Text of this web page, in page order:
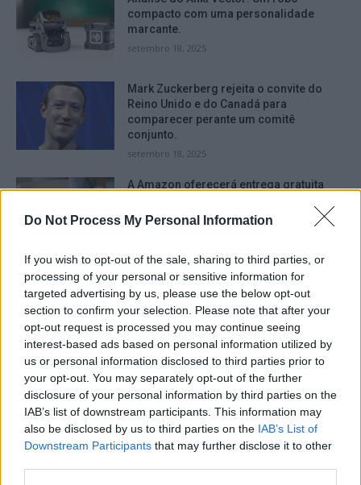
Do Not Process My Personal Information
If you wish to opt-out of the sale, sharing to third parties, or
processing of your personal or sensitive information for
targeted advertising by us, please use the below opt-out
section to confirm your selection. Please note that after your
opt-out request is processed you may continue seeing
interest-based ads based on personal information utilized by
us or personal information disclosed to third parties prior to
your opt-out. You may separately opt-out of the further
disclosure of your personal information by third parties on the
IAB’s list of downstream participants. This information may
also be disclosed by us to third parties on the IAB’s List of
Downstream Participants that may further disclose it to other
compacto com uma personalidade
marcante.
setembro 18, 2025
Mark Zuckerberg rejeita o convite do
Reino Unido e do Canadá para
comparecer perante um comitê
conjunto.
setembro 18, 2025
A Amazon oferecerá entrega gratuita
para aqueles que não são assinantes do
serviço Prime.
Facebook reconhece que não tomou
medidas adequadas para prevenir a
disseminação de conteúdo violento em
Myanmar.
setembro 15, 2025
MELHORES DO DIA
vencedor do World Series devido a um